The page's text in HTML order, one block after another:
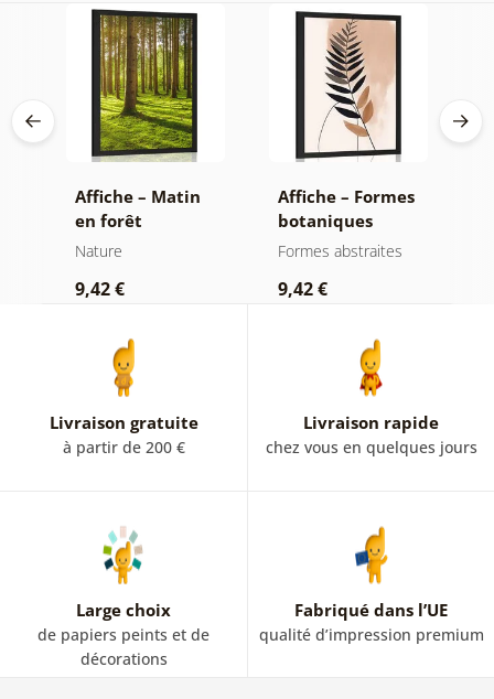
Affiche – Matin
en forêt
Nature
9,42 €
Affiche – Formes
botaniques
abstraites
Formes abstraites
9,42 €
Livraison gratuite
à partir de 200 €
Livraison rapide
chez vous en quelques jours
Large choix
de papiers peints et de
décorations
Fabriqué dans l’UE
qualité d’impression premium